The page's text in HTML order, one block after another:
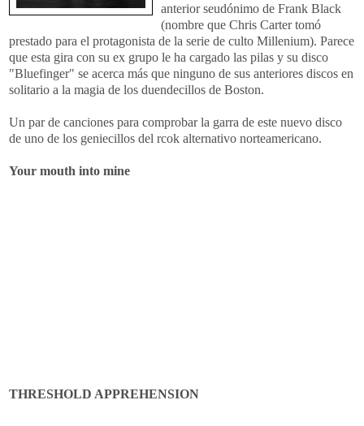
anterior seudónimo de Frank Black
(nombre que Chris Carter tomó
prestado para el protagonista de la serie de culto Millenium). Parece
que esta gira con su ex grupo le ha cargado las pilas y su disco
"Bluefinger" se acerca más que ninguno de sus anteriores discos en
solitario a la magia de los duendecillos de Boston.
Un par de canciones para comprobar la garra de este nuevo disco
de uno de los geniecillos del rcok alternativo norteamericano.
Your mouth into mine
THRESHOLD APPREHENSION